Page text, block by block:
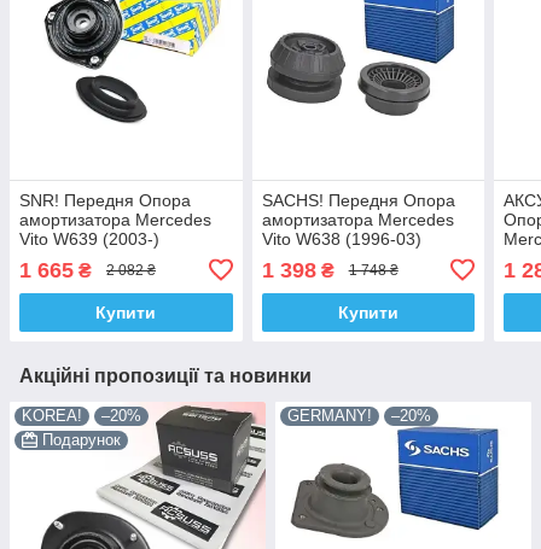
SNR! Передня Опора
амортизатора Mercedes
Vito W639 (2003-)
SM1006 , 802570 ,
KB651.31
1 665 ₴ 2 082 ₴
Купити
SACHS! Передня Опора
амортизатора Mercedes
Vito W638 (1996-03)
SM5499 , 802268 ,
KB651.04 , VKDA35813
1 398₴ 1 748 ₴
Купити
1
Акційні пропозиції та новинки
KOREA!
–20%
Подарунок
GERMANY! –20%